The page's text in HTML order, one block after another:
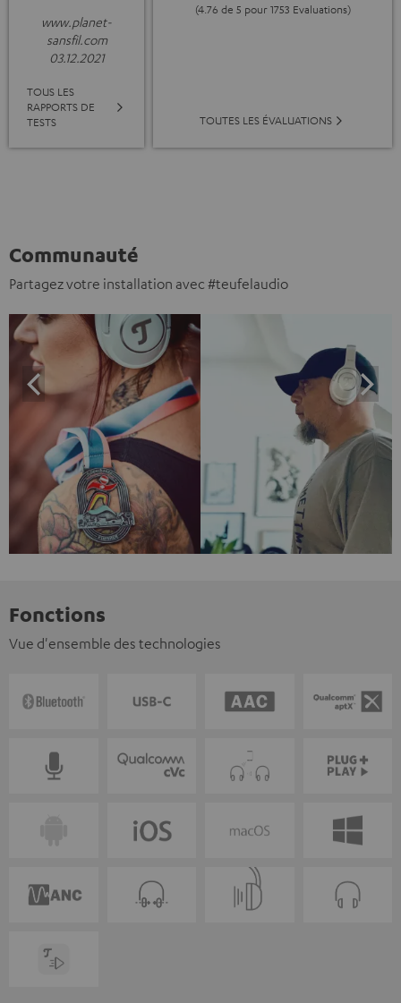
www.planet-
sansfil.com
03.12.2021
TOUS LES
RAPPORTS DE
TESTS
(4.76 de 5 pour 1753 Evaluations)
TOUTES LES ÉVALUATIONS
Communauté
Partagez votre installation avec #teufelaudio
Fonctions
Vue d'ensemble des technologies